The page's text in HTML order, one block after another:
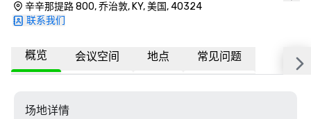
辛辛那提路 800, 乔治敦, KY, 美国, 40324
联系我们
概览 会议空间 地点 常见问题
场地详情